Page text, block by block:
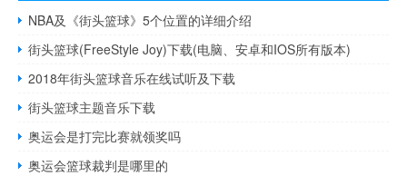
NBA及《街头篮球》5个位置的详细介绍
街头篮球(FreeStyle Joy)下载(电脑、安卓和IOS所有版本)
2018年街头篮球音乐在线试听及下载
街头篮球主题音乐下载
奥运会是打完比赛就领奖吗
奥运会篮球裁判是哪里的